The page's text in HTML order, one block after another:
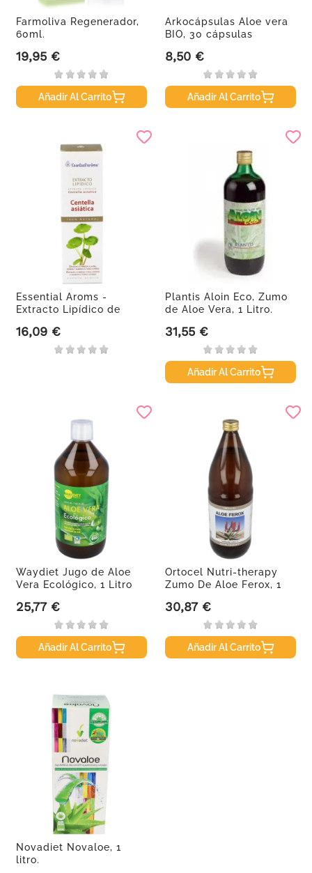
Farmoliva Regenerador,
60ml.
Precio
19,95 €
Añadir Al Carrito
Arkocápsulas Aloe vera
BIO, 30 cápsulas
Precio
8,50 €
Añadir Al Carrito
Essential Aroms -
Extracto Lipídico de
Precio
16,09 €
Plantis Aloin Eco, Zumo
de Aloe Vera, 1 Litro.
Precio
31,55 €
Añadir Al Carrito
Waydiet Jugo de Aloe
Vera Ecológico, 1 Litro
Precio
25,77 €
Añadir Al Carrito
Ortocel Nutri-therapy
Zumo De Aloe Ferox, 1
Precio
30,87 €
Añadir Al Carrito
Novadiet Novaloe, 1
litro.